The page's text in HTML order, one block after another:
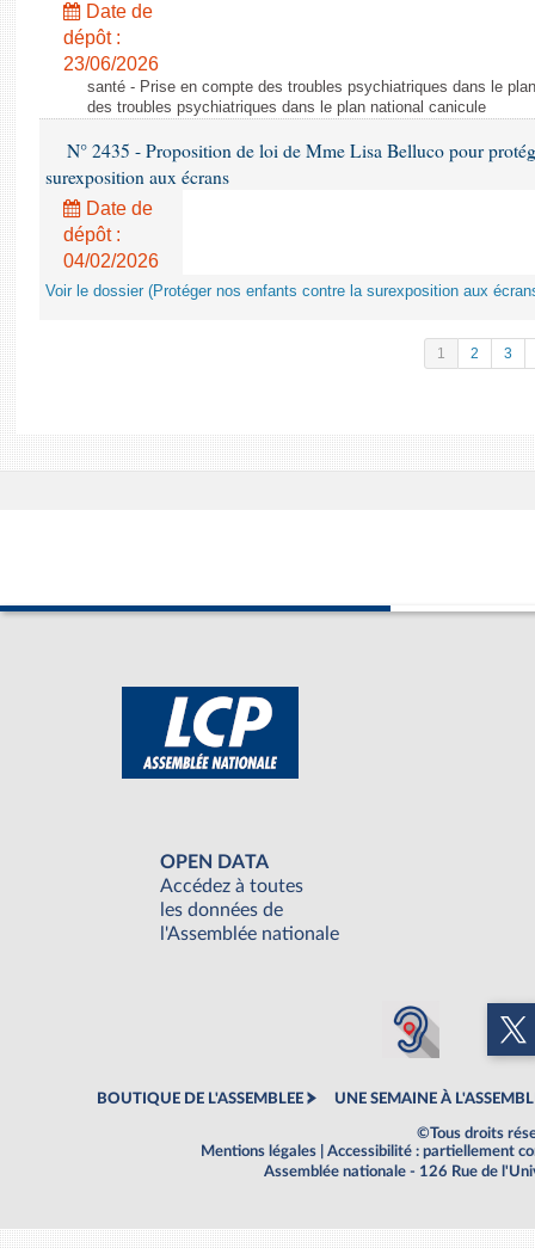
Date de
dépôt :
23/06/2026
santé - Prise en compte des troubles psychiatriques dans le
des troubles psychiatriques dans le plan national canicule
N° 2435 - Proposition de loi de Mme Lisa Belluco pour
surexposition aux écrans
Date de
dépôt :
04/02/2026
Voir le dossier (Protéger nos enfants contre la surexposition aux
1 2 3
OPEN DATA
Accédez à toutes
les données de
l'Assemblée nationale
BOUTIQUE DE L'ASSEMBLEE UNE SEMAINE À
©Tous droits
Mentions légales
Accessibilité : partiellement
Assemblée nationale - 126 Rue de